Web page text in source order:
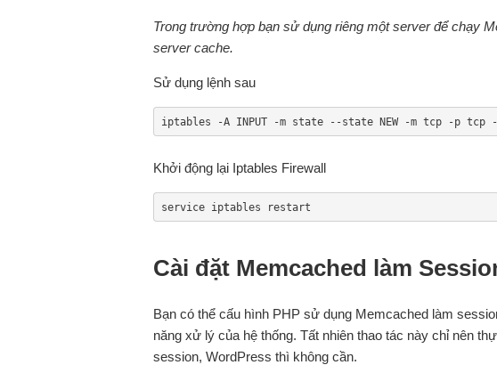
Trong trường hợp bạn sử dụng riêng một server để chạy
server cache.
Sử dụng lệnh sau
iptables -A INPUT -m state --state NEW -m tcp -p tcp
Khởi động lại Iptables Firewall
service iptables restart
Cài đặt Memcached làm
Bạn có thể cấu hình PHP sử dụng Memcached làm
năng xử lý của hệ thống. Tất nhiên thao tác này chỉ nên
session, WordPress thì không cần.